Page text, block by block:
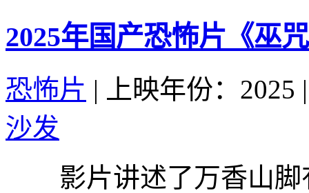
2025年国产恐怖片《巫
恐怖片 | 上映年份：2025 |
沙发
影片讲述了万香山脚